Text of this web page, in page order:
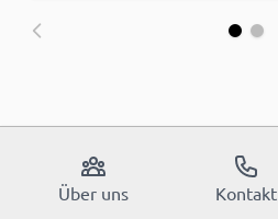
Über uns Kontakt